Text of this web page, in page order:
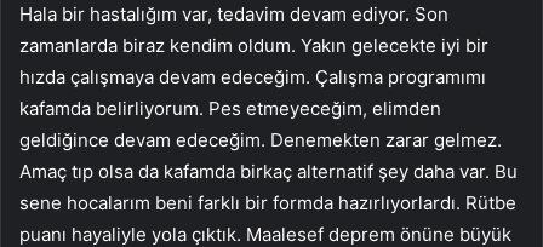
Hala bir hastalığım var, tedavim devam ediyor. Son
zamanlarda biraz kendim oldum. Yakın gelecekte iyi bir
hızda çalışmaya devam edeceğim. Çalışma programımı
kafamda belirliyorum. Pes etmeyeceğim, elimden
geldiğince devam edeceğim. Denemekten zarar gelmez.
Amaç tıp olsa da kafamda birkaç alternatif şey daha var. Bu
sene hocalarım beni farklı bir formda hazırlıyorlardı. Rütbe
puanı hayaliyle yola çıktık. Maalesef deprem önüne büyük